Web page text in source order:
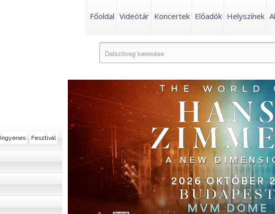
Főoldal Videótár Koncertek Előadók Helyszínek
Fesztivál
Ingyenes